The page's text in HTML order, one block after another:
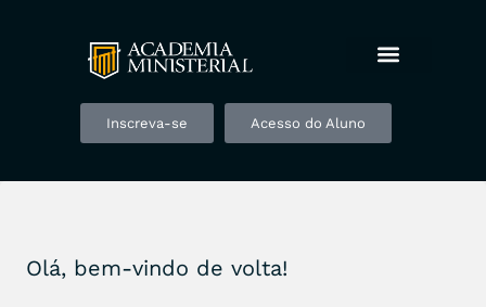
Inscreva-se Acesso do Aluno
Olá, bem-vindo de volta!